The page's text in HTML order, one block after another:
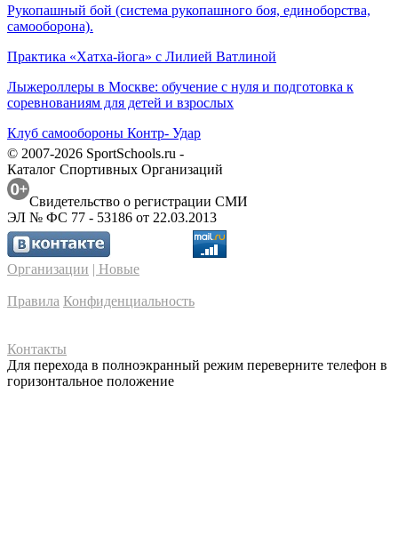
Рукопашный бой (система рукопашного боя, единоборства,
самооборона).
Практика «Хатха-йога» с Лилией Ватлиной
Лыжероллеры в Москве: обучение с нуля и подготовка к
соревнованиям для детей и взрослых
Клуб самообороны Контр- Удар
© 2007-2026 SportSchools.ru -
Каталог Спортивных Организаций
Свидетельство о регистрации СМИ
ЭЛ № ФС 77 - 53186 от 22.03.2013
Организации | Новые
Правила Конфиденциальность
Контакты
Для перехода в полноэкранный режим переверните телефон в
горизонтальное положение